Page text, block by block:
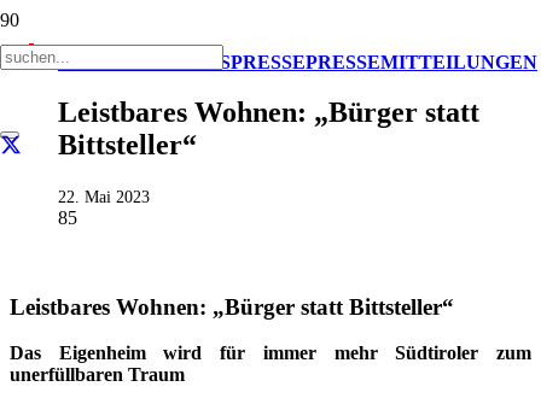
AKTUELL IMPULSPRESSEPRESSEMITTEILUNGEN
Leistbares Wohnen: „Bürger statt
Bittsteller“
22. Mai 2023
85
Leistbares Wohnen: „Bürger statt Bittsteller“
Das Eigenheim wird für immer mehr Südtiroler zum
unerfüllbaren Traum